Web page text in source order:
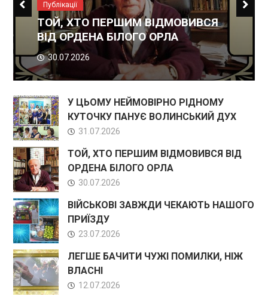
Заходи
ВІЙСЬКОВІ ЗАВЖДИ ЧЕКАЮТЬ
НАШОГО ПРИЇЗДУ
23.07.2026
У ЦЬОМУ НЕЙМОВІРНО РІДНОМУ
КУТОЧКУ ПАНУЄ ВОЛИНСЬКИЙ ДУХ
31.07.2026
ТОЙ, ХТО ПЕРШИМ ВІДМОВИВСЯ ВІД
ОРДЕНА БІЛОГО ОРЛА
30.07.2026
ВІЙСЬКОВІ ЗАВЖДИ ЧЕКАЮТЬ НАШОГО
ПРИЇЗДУ
23.07.2026
ЛЕГШЕ БАЧИТИ ЧУЖІ ПОМИЛКИ, НІЖ
ВЛАСНІ
12.07.2026